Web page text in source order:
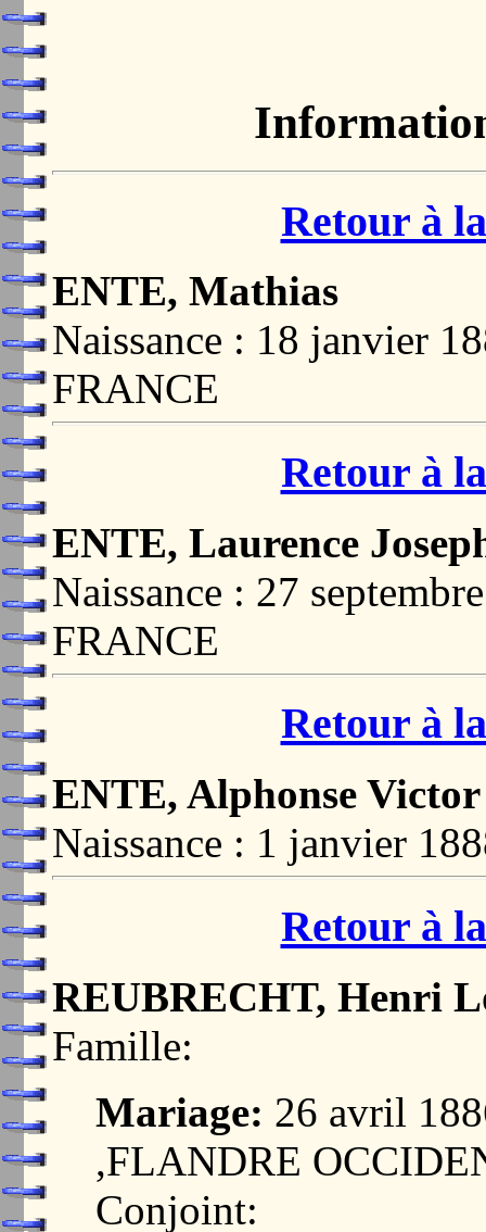
Retour à
ENTE, Mathias
Naissance : 18 janvier
FRANCE
Retour à
ENTE, Laurence
Naissance : 27
FRANCE
Retour à
ENTE, Alphonse Victor
Naissance : 1 janvier
Retour à
REUBRECHT, Henri
Famille:
Mariage: 26 avril
,FLANDRE
Conjoint: